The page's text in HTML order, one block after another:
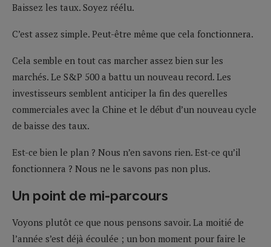
Baissez les taux. Soyez réélu.
C’est assez simple. Peut-être même que cela fonctionnera.
Cela semble en tout cas marcher assez bien sur les
marchés. Le S&P 500 a battu un nouveau record. Les
investisseurs semblent anticiper la fin des querelles
commerciales avec la Chine et le début d’un nouveau cycle
de baisse des taux.
Est-ce bien le plan ? Nous n’en savons rien. Est-ce qu’il
fonctionnera ? Nous ne le savons pas non plus.
Un point de mi-parcours
Voyons plutôt ce que nous pensons savoir. La moitié de
l’année s’est déjà écoulée ; un bon moment pour faire le